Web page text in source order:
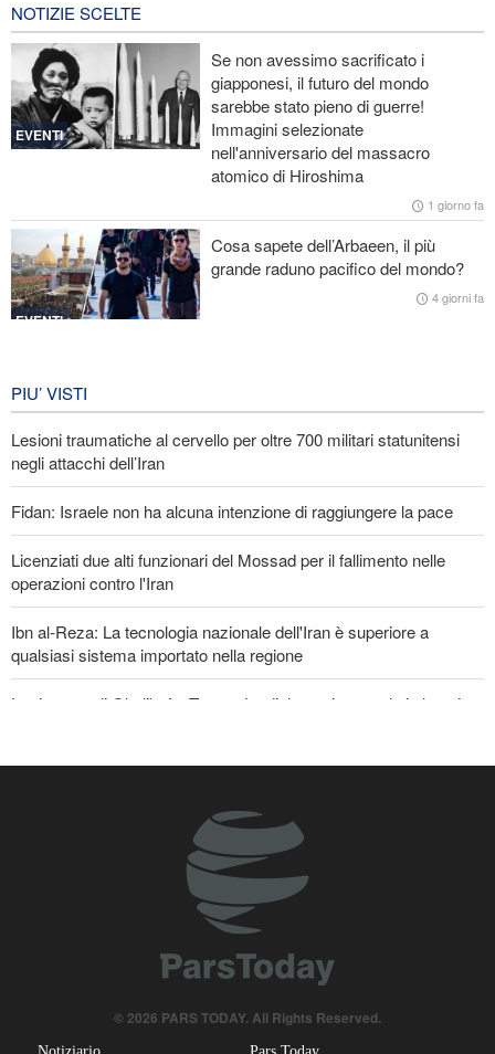
Lesioni traumatiche al cervello per oltre 700 militari statunitensi
negli attacchi dell’Iran
La risposta di Ghalibaf a Trump: La diplomazia teatrale in loop è
un fallimento
Ibn al-Reza: La tecnologia nazionale dell'Iran è superiore a
Gharibabadi: L'intesa tra Iran e Oman non significa la completa
riapertura dello Stretto di Hormuz
NOTIZIE SCELTE
EVENTI
Se non avessimo sacrificato i
giapponesi, il futuro del mondo
sarebbe stato pieno di guerre!
Immagini selezionate
nell'anniversario del massacro
atomico di Hiroshima
1 giorno fa
EVENTI
Cosa sapete dell’Arbaeen, il più
grande raduno pacifico del mondo?
4 giorni fa
EVENTI
PIU’ VISTI
Lesioni traumatiche al cervello per oltre 700 militari statunitensi
negli attacchi dell’Iran
Fidan: Israele non ha alcuna intenzione di raggiungere la pace
Licenziati due alti funzionari del Mossad per il fallimento nelle
operazioni contro l'Iran
Ibn al-Reza: La tecnologia nazionale dell'Iran è superiore a
qualsiasi sistema importato nella regione
La risposta di Ghalibaf a Trump: La diplomazia teatrale in loop è
Se non avessimo sacrificato i giapponesi, il futuro del mondo
sarebbe stato pieno di guerre! Immagini selezionate
nell'anniversario del massacro atomico di Hiroshima
© 2026 PARS TODAY. All Rights Reserved.